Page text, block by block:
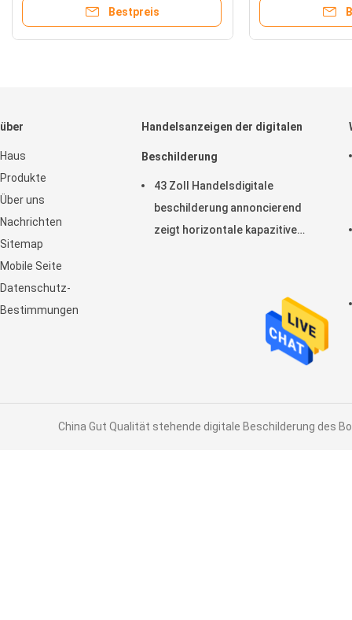
Bestpreis
über
Haus
Produkte
Über uns
Nachrichten
Sitemap
Mobile Seite
Datenschutz-
Bestimmungen
Handelsanzeigen der digitalen
Beschilderung
43 Zoll Handelsdigitale
beschilderung annoncierend
zeigt horizontale kapazitive
China Gut Qualität stehende digitale Beschilderung des